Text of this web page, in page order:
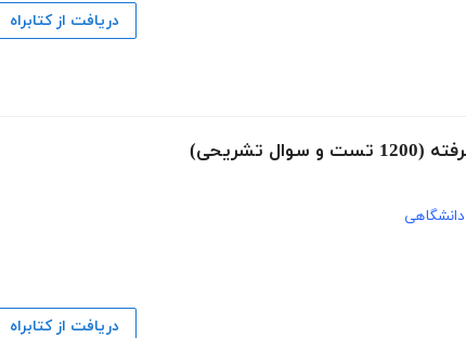
دریافت از کتابراه
دانشگاهی
دریافت از کتابراه